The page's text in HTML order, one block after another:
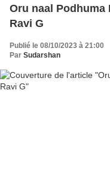
Oru naal Podhuma
Ravi G
Publié le 08/10/2023 à 21:00
Par Sudarshan